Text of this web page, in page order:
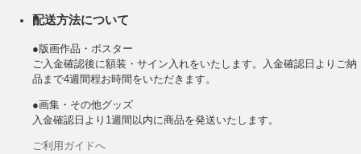
配送方法について
●版画作品・ポスター
ご入金確認後に額装・サイン入れをいたします。入金確認日よりご納
品まで4週間程お時間をいただきます。
●画集・その他グッズ
入金確認日より1週間以内に商品を発送いたします。
ご利用ガイドへ